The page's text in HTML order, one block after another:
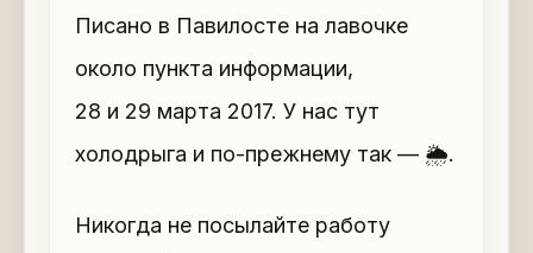
Писано в Павилосте на лавочке
около пункта информации,
28 и 29 марта 2017. У нас тут
холодрыга и по-прежнему так — 🌦.
Никогда не посылайте работу